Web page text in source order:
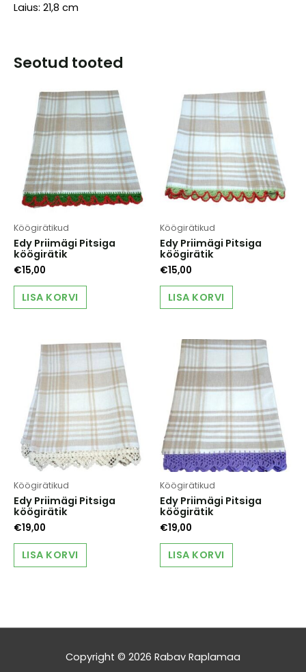
Laius: 21,8 cm
Seotud tooted
Köögirätikud
Edy Priimägi Pitsiga
köögirätik
€15,00
LISA KORVI
Köögirätikud
Edy Priimägi Pitsiga
köögirätik
€15,00
LISA KORVI
Köögirätikud
Edy Priimägi Pitsiga
köögirätik
€19,00
LISA KORVI
Köögirätikud
Edy Priimägi Pitsiga
köögirätik
€19,00
LISA KORVI
Copyright © 2026 Rabav Raplamaa